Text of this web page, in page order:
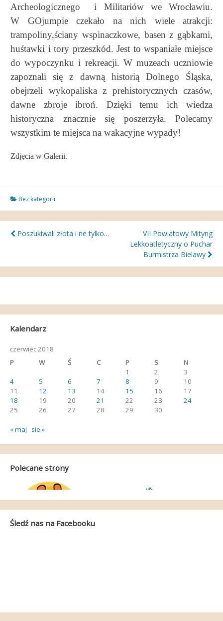
Archeologicznego i Militariów we Wrocławiu.
W GOjumpie czekało na nich wiele atrakcji:
trampoliny,ściany wspinaczkowe, basen z gąbkami,
huśtawki i tory przeszkód. Jest to wspaniałe miejsce
do wypoczynku i rekreacji. W muzeach uczniowie
zapoznali się z dawną historią Dolnego Śląska,
obejrzeli wykopaliska z prehistorycznych czasów,
dawne zbroje ibroń. Dzięki temu ich wiedza
historyczna znacznie się poszerzyła. Polecamy
wszystkim te miejsca na wakacyjne wypady!
Zdjęcia w Galerii.
Bez kategorii
Nawigacja
Poszukiwali złota i ne tylko…
VII Powiatowy Mityng
Lekkoatletyczny o Puchar
Burmistrza Bielawy
Kalendarz
czerwiec 2018
P
W Ś C P S
N
1
2
3
4
5 6 7 8 9
10
11
12 13 14 15 16
17
18
19 20 21 22 23
24
25
26 27 28 29 30
« maj sie »
Polecane strony
Śledź nas na Facebooku